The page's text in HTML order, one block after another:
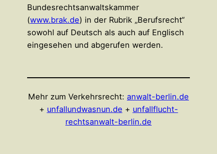
Bundesrechtsanwaltskammer
(www.brak.de) in der Rubrik „Berufsrecht“
sowohl auf Deutsch als auch auf Englisch
eingesehen und abgerufen werden.
Mehr zum Verkehrsrecht: anwalt-berlin.de
+ unfallundwasnun.de + unfallflucht-
rechtsanwalt-berlin.de